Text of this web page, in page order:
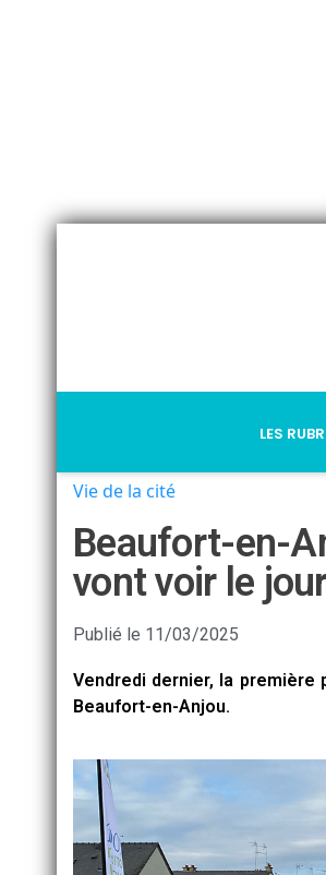
LES
Vie de la cité
Beaufort-en-
vont voir le
Publié le 11/03/2025
Vendredi dernier, la
Beaufort-en-Anjou.